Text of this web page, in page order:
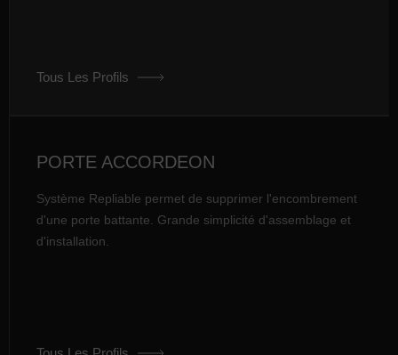
Tous Les Profils
PORTE ACCORDEON
Système Repliable permet de supprimer l'encombrement
d'une porte battante. Grande simplicité d'assemblage et
d'installation.